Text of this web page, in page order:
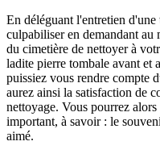
En déléguant l'entretien
culpabiliser en demandant
du cimetière de nettoyer à
ladite pierre tombale avant et
puissiez vous rendre compte
aurez ainsi la satisfaction de
nettoyage. Vous pourrez
important, à savoir : le
aimé.